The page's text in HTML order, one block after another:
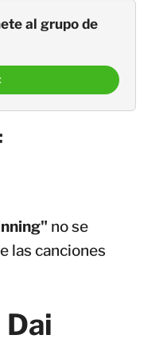
al grupo de
no se
las canciones